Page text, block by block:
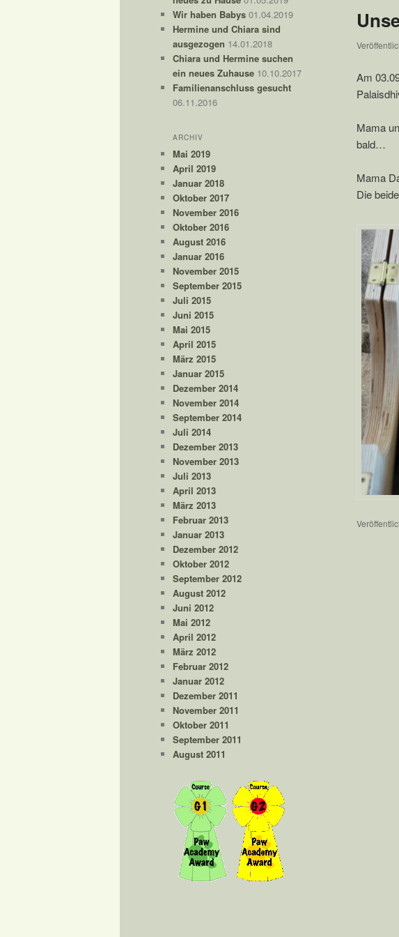
Am
Mama
bald…
Mama
Die
Wir haben Babys 01.04.2019
Hermine und Chiara sind
ausgezogen 14.01.2018
Chiara und Hermine suchen
ein neues Zuhause 10.10.2017
Familienanschluss gesucht
06.11.2016
ARCHIV
Mai 2019
April 2019
Januar 2018
Oktober 2017
November 2016
Oktober 2016
August 2016
Januar 2016
November 2015
September 2015
Juli 2015
Juni 2015
Mai 2015
April 2015
März 2015
Januar 2015
Dezember 2014
November 2014
September 2014
Juli 2014
Dezember 2013
November 2013
Juli 2013
April 2013
März 2013
Februar 2013
Januar 2013
Dezember 2012
Oktober 2012
September 2012
August 2012
Juni 2012
Mai 2012
April 2012
März 2012
Februar 2012
Januar 2012
Dezember 2011
November 2011
Oktober 2011
September 2011
August 2011